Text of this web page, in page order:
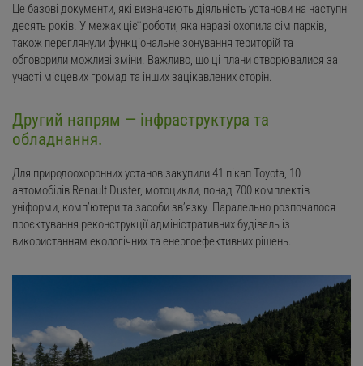
Це базові документи, які визначають діяльність установи на наступні
десять років. У межах цієї роботи, яка наразі охопила сім парків,
також переглянули функціональне зонування територій та
обговорили можливі зміни. Важливо, що ці плани створювалися за
участі місцевих громад та інших зацікавлених сторін.
Другий напрям — інфраструктура та
обладнання.
Для природоохоронних установ закупили 41 пікап Toyota, 10
автомобілів Renault Duster, мотоцикли, понад 700 комплектів
уніформи, комп’ютери та засоби зв’язку. Паралельно розпочалося
проєктування реконструкції адміністративних будівель із
використанням екологічних та енергоефективних рішень.